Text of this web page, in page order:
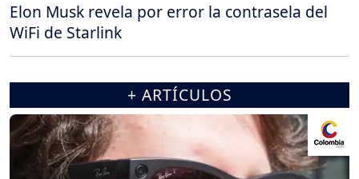
Elon Musk revela por error la contrasela del
WiFi de Starlink
+ ARTÍCULOS